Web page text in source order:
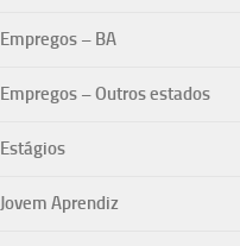
Empregos – BA
Empregos – Outros estados
Estágios
Jovem Aprendiz